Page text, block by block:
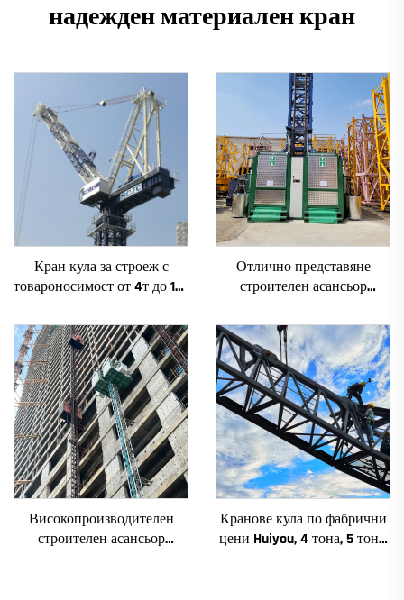
надежден материален кран
Кран кула за строеж с
товароносимост от 4т до 12т
зъбно колело, мотор, лагер,
основни компоненти
Отлично представяне
строителен асансьор
асансьорни шахти за Алжир
Високопроизводителен
строителен асансьор
Кранове кула по фабрични
цени Huiyou, 4 тона, 5 тона,